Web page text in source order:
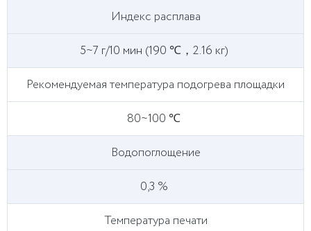
Индекс расплава
5~7 г/10 мин (190 ℃，2.16 кг)
Рекомендуемая температура подогрева площадки
80~100 ℃
Водопоглощение
0,3 %
Температура печати